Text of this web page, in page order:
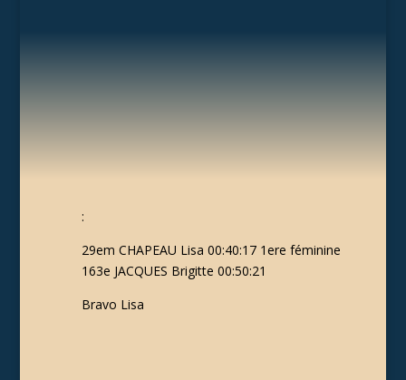
:
29em CHAPEAU Lisa 00:40:17 1ere féminine
163e JACQUES Brigitte 00:50:21
Bravo Lisa